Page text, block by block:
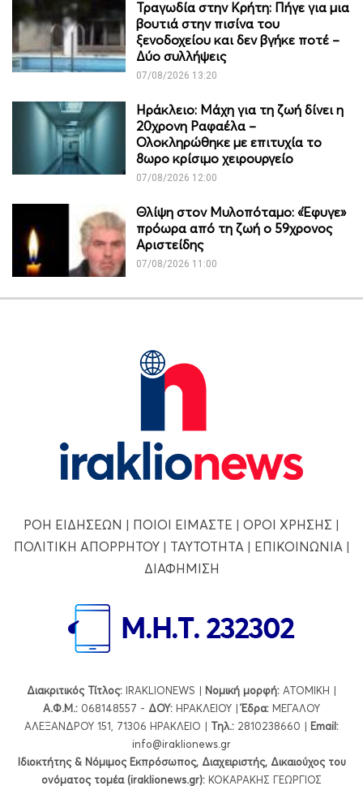
Τραγωδία στην Κρήτη: Πήγε για μια
βουτιά στην πισίνα του
ξενοδοχείου και δεν βγήκε ποτέ –
Δύο συλλήψεις
07/08/2026 13:20
Ηράκλειο: Μάχη για τη ζωή δίνει η
20χρονη Ραφαέλα –
Ολοκληρώθηκε με επιτυχία το
8ωρο κρίσιμο χειρουργείο
07/08/2026 12:00
Θλίψη στον Μυλοπόταμο: «Έφυγε»
πρόωρα από τη ζωή ο 59χρονος
Αριστείδης
07/08/2026 11:00
ΡΟΗ ΕΙΔΗΣΕΩΝ | ΠΟΙΟΙ ΕΙΜΑΣΤΕ | ΟΡΟΙ ΧΡΗΣΗΣ |
ΠΟΛΙΤΙΚΗ ΑΠΟΡΡΗΤΟΥ| ΤΑΥΤΟΤΗΤΑ| ΕΠΙΚΟΙΝΩΝΙΑ|
ΔΙΑΦΗΜΙΣΗ
Διακριτικός Τίτλος: IRAKLIONEWS | Νομική μορφή: ΑΤΟΜΙΚΗ |
Α.Φ.Μ.: 068148557 - ΔΟΥ: ΗΡΑΚΛΕΙΟΥ |Έδρα: ΜΕΓΑΛΟΥ
ΑΛΕΞΑΝΔΡΟΥ 151, 71306 ΗΡΑΚΛΕΙΟ | Τηλ.: 2810238660 | Εmail:
info@iraklionews.gr
Ιδιοκτήτης & Νόμιμος Εκπρόσωπος, Διαχειριστής, Δικαιούχος του
ονόματος τομέα (iraklionews.gr): ΚΟΚΑΡΑΚΗΣ ΓΕΩΡΓΙΟΣ